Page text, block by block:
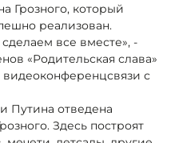
Грозного, который
реализован.
все вместе», -
«Родительская слава»
с
Путина отведена
Здесь построят